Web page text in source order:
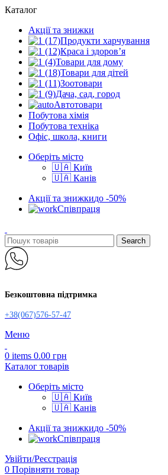
Каталог
Акції та знижки
Продукти харчування
Краса і здоров’я
Товари для дому
Товари для дітей
Зоотовари
Дача, сад, город
Автотовари
Побутова хімія
Побутова техніка
Офіс, школа, книги
Оберіть місто
🇺🇦 Київ
🇺🇦 Канів
Акції та знижкидо -50%
Співпраця
Search
Безкоштовна підтримка
+38(067)576-57-47
Меню
0 items 0.00 грн
Каталог товарів
Оберіть місто
🇺🇦 Київ
🇺🇦 Канів
Акції та знижкидо -50%
Співпраця
Увійти/Реєстрація
0 Порівняти товар